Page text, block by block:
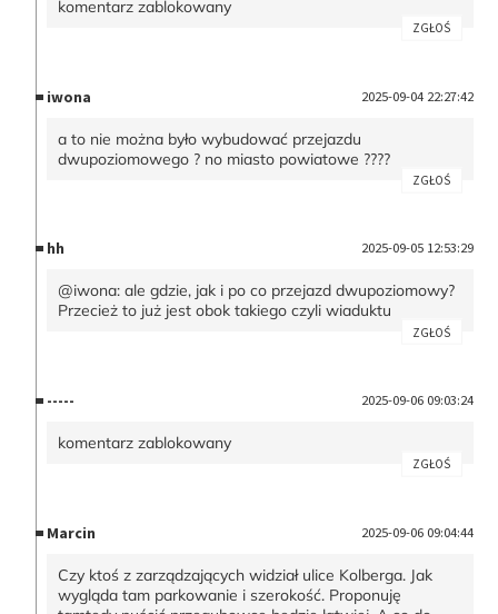
komentarz zablokowany
ZGŁOŚ
iwona 2025-09-04 22:27:42
a to nie można było wybudować przejazdu
dwupoziomowego ? no miasto powiatowe ????
ZGŁOŚ
hh 2025-09-05 12:53:29
@iwona: ale gdzie, jak i po co przejazd dwupoziomowy?
Przecież to już jest obok takiego czyli wiaduktu
ZGŁOŚ
----- 2025-09-06 09:03:24
komentarz zablokowany
ZGŁOŚ
Marcin 2025-09-06 09:04:44
Czy ktoś z zarządzających widział ulice Kolberga. Jak
wygląda tam parkowanie i szerokość. Proponuję